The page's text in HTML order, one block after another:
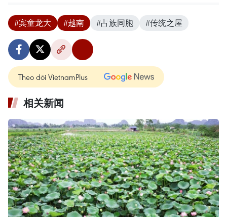
#宾童龙大 #越南 #占族同胞 #传统之屋
Theo dõi VietnamPlus
相关新闻